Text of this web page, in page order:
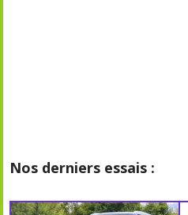
Nos derniers essais :